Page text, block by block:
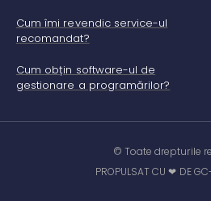
Cum îmi revendic service-ul
recomandat?
Cum obțin software-ul de
gestionare a programărilor?
© Toate drepturile
PROPULSAT CU ❤ DE